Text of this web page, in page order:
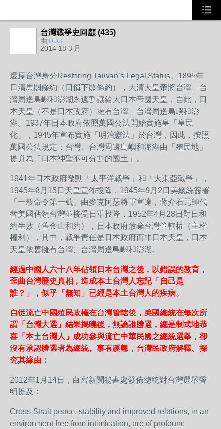
台灣戰爭史回顧 (435)
由TCG
2014 18 3 月
還原台灣身分Restoring Taiwan’s Legal Status。1895年
日清馬關條約（日稱下關條約），大清大皇帝將台灣、台
灣周邊島嶼和澎湖永遠割讓給大日本帝國天皇，自此，日
本天皇（不是日本政府）擁有台灣、台灣周邊島嶼和澎
湖。1937年日本政府依照萬國公法開始實施皇「皇民
化」，1945年宣布實施「明治憲法」於台灣，因此，按照
萬國公法規定：台灣、台灣周邊島嶼和澎湖由「殖民地」
提升為「日本神聖不可分割的國土」。
1941年日本政府發動「太平洋戰爭」和「大東亞戰爭」，
1945年8月15日天皇宣佈投降，1945年9月2日美總統簽署
「一般命令第一號」由麥克阿瑟將軍宣達，蔣介石元帥代
替美國佔領台灣並接受日軍投降，1952年4月28日對日和
約生效（舊金山和約），日本政府放棄台灣管轄權（主權
權利），其中，戰爭責任是日本政府而非日本天皇，日本
天皇依舊擁有台灣、台灣周邊島嶼和澎湖。
經過中國人六十八年佔領日本台灣之後，以錯誤的教育，
歪曲台灣歷史真相，造成本土台灣人忘記「自己是
誰？」，似乎「無知」已經是本土台灣人的疾病。
自從流亡中國殖民政權在台灣管轄後，美國總統在每次所
謂「台灣大選」結果揭曉後，無論誰勝選，總是制式地恭
喜「本土台灣人」成功參與流亡中華民國之總統選舉，卻
沒有承認勝選者為總統。事有蹊翹，台灣民政府解釋、探
究其緣由：
2012年1月14日，白宮新聞秘書處發佈總統對台灣選舉聲
明提及：
Cross-Strait peace, stability and improved relations, in an
environment free from intimidation, are of profound